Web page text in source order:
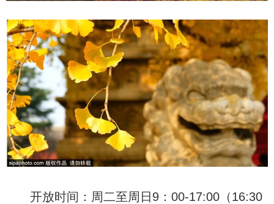
开放时间：周二至周日9：00-17:00（16:30